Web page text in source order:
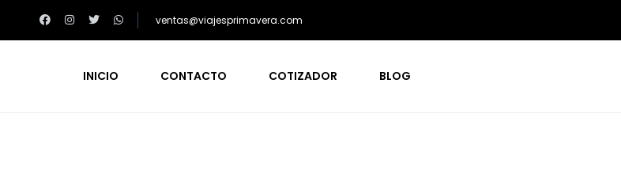
ventas@viajesprimavera.com
INICIO CONTACTO COTIZADOR BLOG